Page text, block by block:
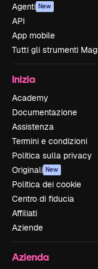
Agenti New
API
App mobile
Tutti gli strumenti
Inizia
Academy
Documentazione
Assistenza
Termini e condizioni
Politica sulla privacy
Originali New
Politica dei cookie
Centro di fiducia
Affiliati
Aziende
Azienda